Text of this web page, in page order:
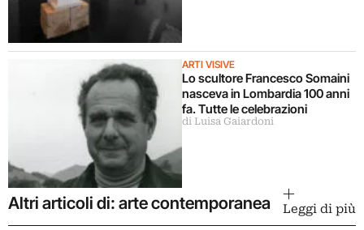
ARTI VISIVE
Lo scultore Francesco Somaini
nasceva in Lombardia 100 anni
fa. Tutte le celebrazioni
di Luisa Gaiardoni
Altri articoli di: arte contemporanea Leggi di più